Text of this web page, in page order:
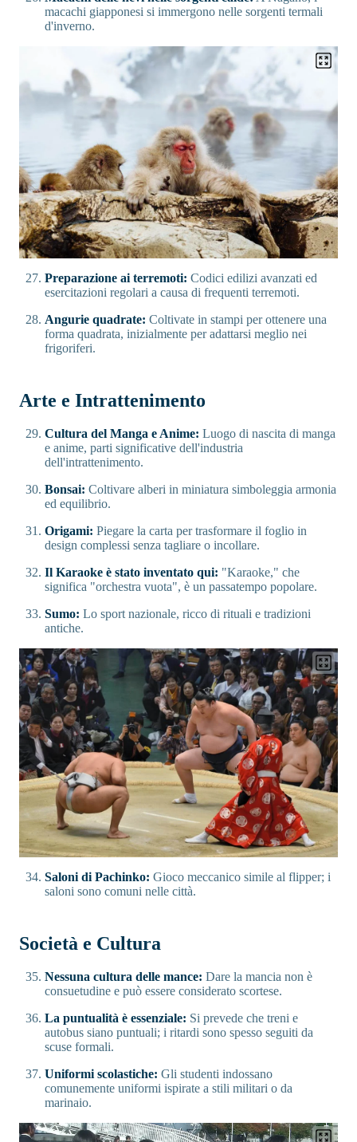
macachi giapponesi si immergono nelle sorgenti termali
d'inverno.
Preparazione ai terremoti: Codici edilizi avanzati ed
esercitazioni regolari a causa di frequenti terremoti.
Angurie quadrate: Coltivate in stampi per ottenere una
forma quadrata, inizialmente per adattarsi meglio nei
frigoriferi.
Arte e Intrattenimento
Cultura del Manga e Anime: Luogo di nascita di manga
e anime, parti significative dell'industria
dell'intrattenimento.
Bonsai: Coltivare alberi in miniatura simboleggia armonia
ed equilibrio.
Origami: Piegare la carta per trasformare il foglio in
design complessi senza tagliare o incollare.
Il Karaoke è stato inventato qui: "Karaoke," che
significa "orchestra vuota", è un passatempo popolare.
Sumo: Lo sport nazionale, ricco di rituali e tradizioni
antiche.
Saloni di Pachinko: Gioco meccanico simile al flipper; i
saloni sono comuni nelle città.
Società e Cultura
Nessuna cultura delle mance: Dare la mancia non è
consuetudine e può essere considerato scortese.
La puntualità è essenziale: Si prevede che treni e
autobus siano puntuali; i ritardi sono spesso seguiti da
scuse formali.
Uniformi scolastiche: Gli studenti indossano
comunemente uniformi ispirate a stili militari o da
marinaio.